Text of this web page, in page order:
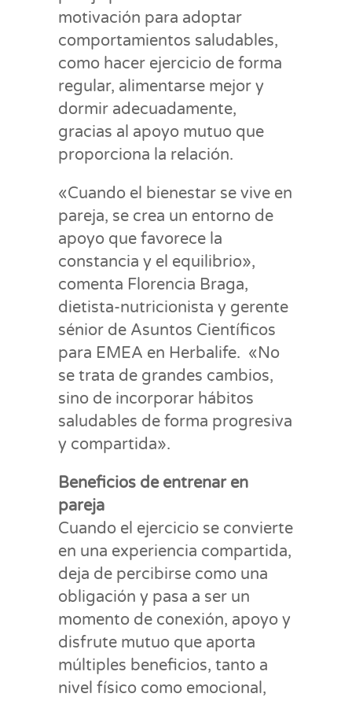
motivación para adoptar
comportamientos saludables,
como hacer ejercicio de forma
regular, alimentarse mejor y
dormir adecuadamente,
gracias al apoyo mutuo que
proporciona la relación.
«Cuando el bienestar se vive en
pareja, se crea un entorno de
apoyo que favorece la
constancia y el equilibrio»,
comenta Florencia Braga,
dietista-nutricionista y gerente
sénior de Asuntos Científicos
para EMEA en Herbalife. «No
se trata de grandes cambios,
sino de incorporar hábitos
saludables de forma progresiva
y compartida».
Beneficios de entrenar en
pareja
Cuando el ejercicio se convierte
en una experiencia compartida,
deja de percibirse como una
obligación y pasa a ser un
momento de conexión, apoyo y
disfrute mutuo que aporta
múltiples beneficios, tanto a
nivel físico como emocional,